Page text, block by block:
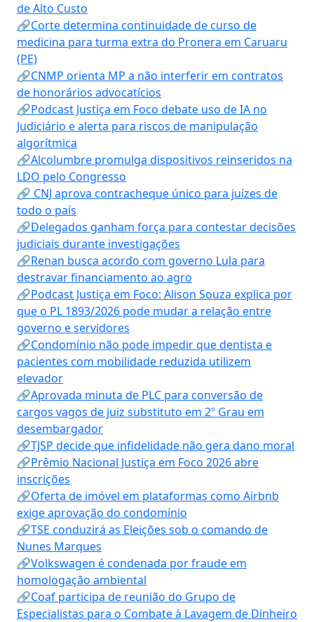
de Alto Custo
🔗Corte determina continuidade de curso de
medicina para turma extra do Pronera em Caruaru
(PE)
🔗CNMP orienta MP a não interferir em contratos
de honorários advocatícios
🔗Podcast Justiça em Foco debate uso de IA no
Judiciário e alerta para riscos de manipulação
algorítmica
🔗Alcolumbre promulga dispositivos reinseridos na
LDO pelo Congresso
🔗 CNJ aprova contracheque único para juízes de
todo o país
🔗Delegados ganham força para contestar decisões
judiciais durante investigações
🔗Renan busca acordo com governo Lula para
destravar financiamento ao agro
🔗Podcast Justiça em Foco: Alison Souza explica por
que o PL 1893/2026 pode mudar a relação entre
governo e servidores
🔗Condomínio não pode impedir que dentista e
pacientes com mobilidade reduzida utilizem
elevador
🔗Aprovada minuta de PLC para conversão de
cargos vagos de juiz substituto em 2º Grau em
desembargador
🔗TJSP decide que infidelidade não gera dano moral
🔗Prêmio Nacional Justiça em Foco 2026 abre
inscrições
🔗Oferta de imóvel em plataformas como Airbnb
exige aprovação do condomínio
🔗TSE conduzirá as Eleições sob o comando de
Nunes Marques
🔗Volkswagen é condenada por fraude em
homologação ambiental
🔗Coaf participa de reunião do Grupo de
Especialistas para o Combate à Lavagem de Dinheiro